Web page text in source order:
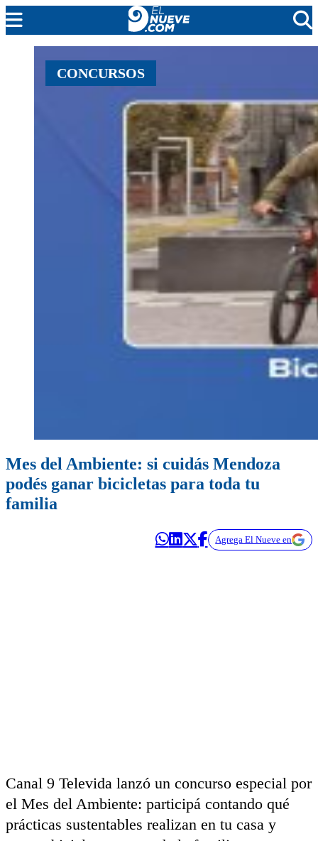
MENDOZA
CADA DÍA
CONCURSOS
Mes del Ambiente: si cuidás Mendoza
podés ganar bicicletas para toda tu
familia
Agrega El Nueve en
Canal 9 Televida lanzó un concurso especial por
el Mes del Ambiente: participá contando qué
prácticas sustentables realizan en tu casa y